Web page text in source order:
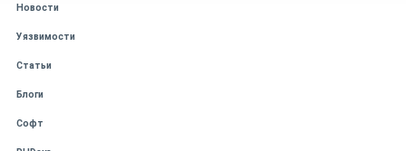
Новости
Уязвимости
Статьи
Блоги
Софт